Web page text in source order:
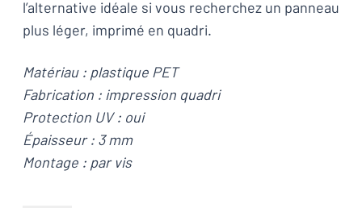
l’alternative idéale si vous recherchez un panneau
plus léger, imprimé en quadri.
Matériau : plastique PET
Fabrication : impression quadri
Protection UV : oui
Épaisseur : 3 mm
Montage : par vis